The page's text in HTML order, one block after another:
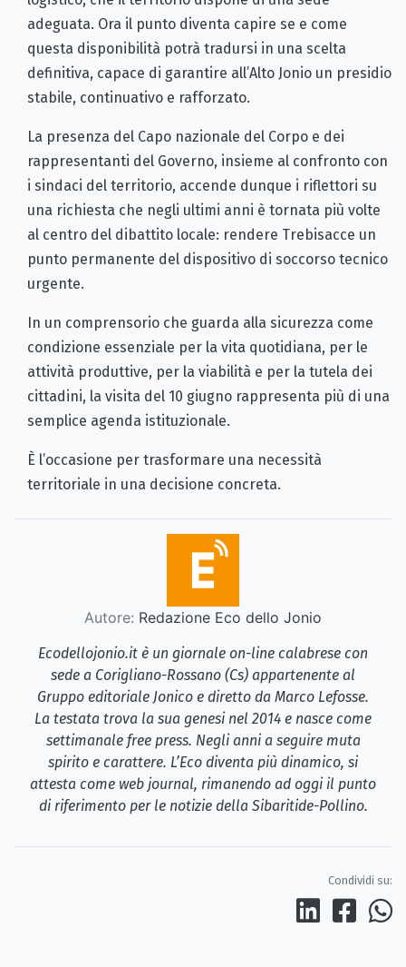
adeguata. Ora il punto diventa capire se e come
questa disponibilità potrà tradursi in una scelta
definitiva, capace di garantire all’Alto Jonio un presidio
stabile, continuativo e rafforzato.
La presenza del Capo nazionale del Corpo e dei
rappresentanti del Governo, insieme al confronto con
i sindaci del territorio, accende dunque i riflettori su
una richiesta che negli ultimi anni è tornata più volte
al centro del dibattito locale: rendere Trebisacce un
punto permanente del dispositivo di soccorso tecnico
urgente.
In un comprensorio che guarda alla sicurezza come
condizione essenziale per la vita quotidiana, per le
attività produttive, per la viabilità e per la tutela dei
cittadini, la visita del 10 giugno rappresenta più di una
semplice agenda istituzionale.
È l’occasione per trasformare una necessità
territoriale in una decisione concreta.
Autore: Redazione Eco dello Jonio
Ecodellojonio.it è un giornale on-line calabrese con
sede a Corigliano-Rossano (Cs) appartenente al
Gruppo editoriale Jonico e diretto da Marco Lefosse.
La testata trova la sua genesi nel 2014 e nasce come
settimanale free press. Negli anni a seguire muta
spirito e carattere. L’Eco diventa più dinamico, si
attesta come web journal, rimanendo ad oggi il punto
di riferimento per le notizie della Sibaritide-Pollino.
Condividi su: